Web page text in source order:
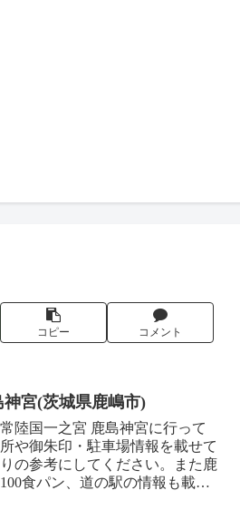
コピー コメント
宮(茨城県鹿嶋市)
陸国一之宮 鹿島神宮に行って
や御朱印・駐車場情報を載せて
の参考にしてください。また鹿
食パン、道の駅の情報も載せ